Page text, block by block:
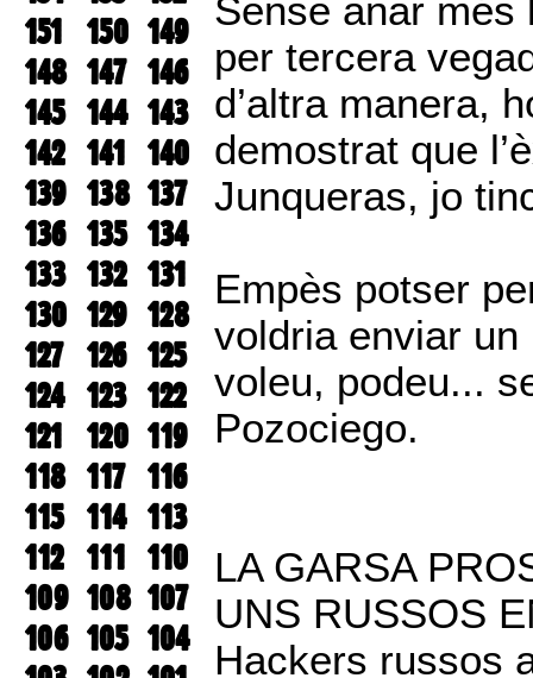
151
150 149
148 147 146
145 144 143
142 141 140
139 138 137
136 135 134
133 132 131
130 129 128
127 126 125
124 123 122
121
120 119
118 117 116
115 114 113
112 111 110
109 108 107
106 105 104
Sense anar més
per tercera
d’altra manera,
demostrat que
Junqueras, jo
Empès potser
voldria enviar
voleu, podeu...
Pozociego.
LA GARSA
UNS RUSSOS
Hackers russos